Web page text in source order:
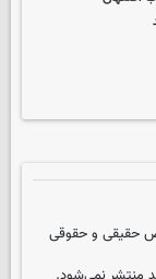
حقیقی و حقوقی